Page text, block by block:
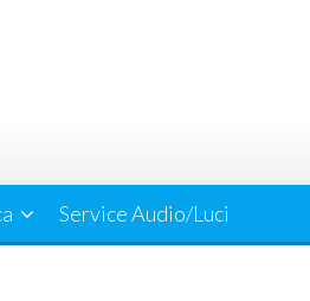
Service Audio/Luci